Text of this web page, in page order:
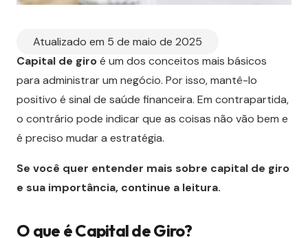
Atualizado em 5 de maio de 2025
Capital de giroé um dos conceitos mais básicos
para administrar um negócio. Por isso, mantê-lo
positivo é sinal de saúde financeira. Em contrapartida,
o contrário pode indicar que as coisas não vão bem e
é preciso mudar a estratégia.
Se você quer entender mais sobre capital de giro
e sua importância, continue a leitura.
O que é Capital de Giro?